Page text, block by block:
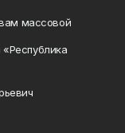
массовой